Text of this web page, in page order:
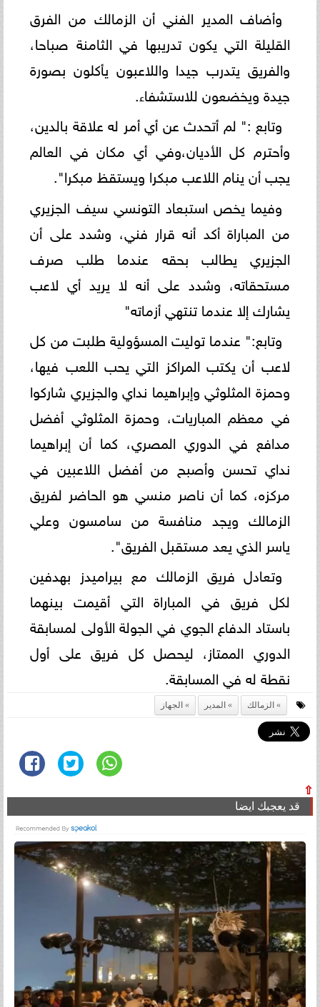
وأضاف المدير الفني أن الزمالك من الفرق
القليلة التي يكون تدريبها في الثامنة صباحا،
والفريق يتدرب جيدا واللاعبون يأكلون بصورة
جيدة ويخضعون للاستشفاء.
وتابع :" لم أتحدث عن أي أمر له علاقة بالدين،
وأحترم كل الأديان،وفي أي مكان في العالم
يجب أن ينام اللاعب مبكرا ويستقظ مبكرا".
وفيما يخص استبعاد التونسي سيف الجزيري
من المباراة أكد أنه قرار فني، وشدد على أن
الجزيري يطالب بحقه عندما طلب صرف
مستحقاته، وشدد على أنه لا يريد أي لاعب
يشارك إلا عندما تنتهي أزماته"
وتابع:" عندما توليت المسؤولية طلبت من كل
لاعب أن يكتب المراكز التي يحب اللعب فيها،
وحمزة المثلوثي وإبراهيما نداي والجزيري شاركوا
في معظم المباريات، وحمزة المثلوثي أفضل
مدافع في الدوري المصري، كما أن إبراهيما
نداي تحسن وأصبح من أفضل اللاعبين في
مركزه، كما أن ناصر منسي هو الحاضر لفريق
الزمالك ويجد منافسة من سامسون وعلي
ياسر الذي يعد مستقبل الفريق".
وتعادل فريق الزمالك مع بيراميدز بهدفين
لكل فريق في المباراة التي أقيمت بينهما
باستاد الدفاع الجوي في الجولة الأولى لمسابقة
الدوري الممتاز، ليحصل كل فريق على أول
نقطة له في المسابقة.
الزمالك المدير الجهاز
⇧
قد يعجبك ايضا